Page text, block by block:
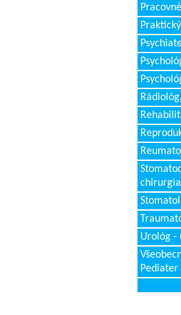
chirurgia
Urológ -
Pediater